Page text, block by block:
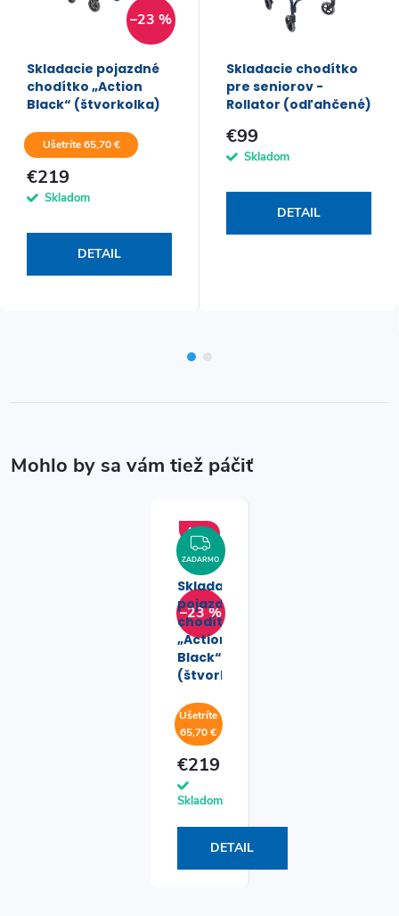
–23 %
Skladacie pojazdné
chodítko „Action
Black“ (štvorkolka)
Ušetríte 65,70 €
€219
Skladom
DETAIL
Skladacie chodítko
pre seniorov -
Rollator (odľahčené)
€99
Skladom
DETAIL
Akcia
ZADARMO
ZADARMO
–23 %
Skladacie
pojazdné
chodítko
„Action
Black“
(štvorkolka)
Ušetríte
65,70 €
€219
Skladom
DETAIL